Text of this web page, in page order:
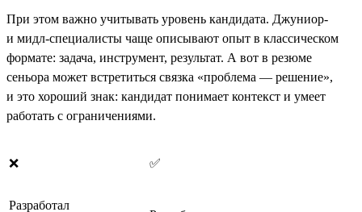
При этом важно учитывать уровень кандидата. Джуниор-
и мидл-специалисты чаще описывают опыт в классическом
формате: задача, инструмент, результат. А вот в резюме
сеньора может встретиться связка «проблема — решение»,
и это хороший знак: кандидат понимает контекст и умеет
работать с ограничениями.
❌ ✅
Разработал